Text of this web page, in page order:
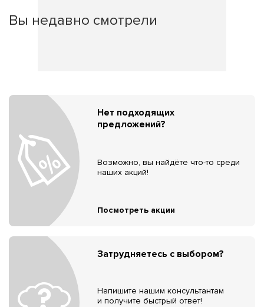
Вы недавно смотрели
Нет подходящих
предложений?
Возможно, вы найдёте что-то среди
наших акций!
Посмотреть акции
Затрудняетесь с выбором?
Напишите нашим консультантам
и получите быстрый ответ!